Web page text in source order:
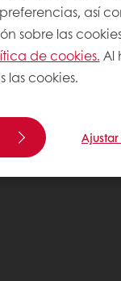
así
sobre las
de cookies. Al
las cookies.